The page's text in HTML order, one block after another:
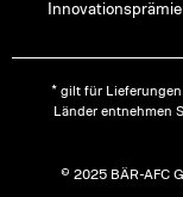
* gilt für
Länder entnehmen
© 2025 BÄR-AFC